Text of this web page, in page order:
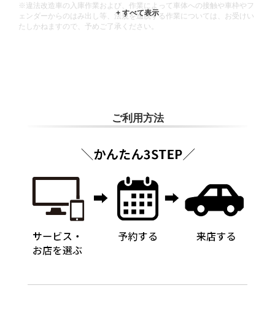
※違法改造車の入庫作業および、作業によって車体への接触や車枠やフ
ェンダーからのはみ出し等、法規を逸脱する作業については、お受けい
たしかねますので、予めご了承ください。
ご利用方法